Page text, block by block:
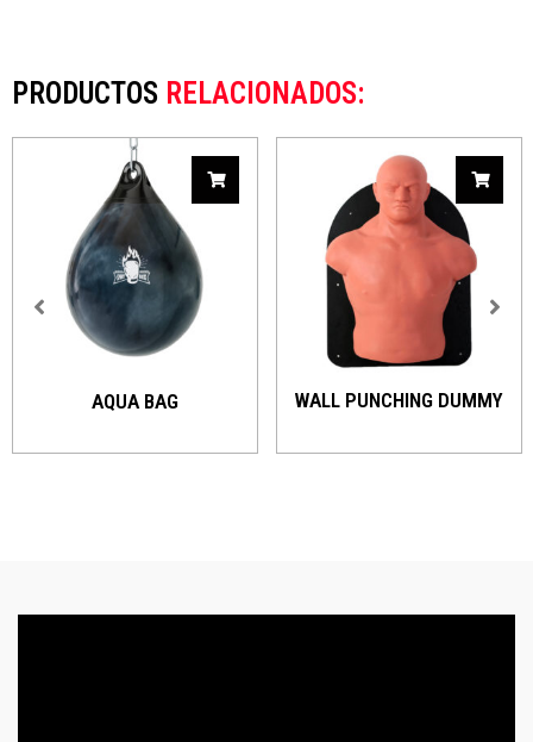
PRODUCTOS RELACIONADOS:
AQUA BAG WALL PUNCHING DUMMY